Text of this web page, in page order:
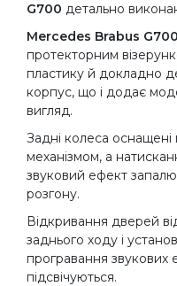
G700 детально
Mercedes Brabus G700
протекторним
пластику й докладно
корпус, що і додає
вигляд.
Задні колеса
механізмом, а
звуковий ефект
розгону.
Відкривання дверей
заднього ходу і
програвання звукових
підсвічуються.